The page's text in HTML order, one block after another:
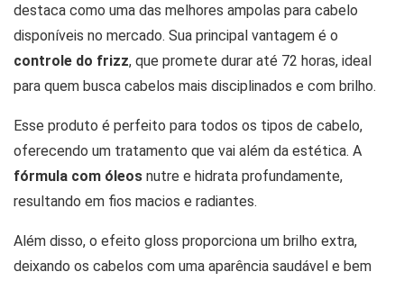
destaca como uma das melhores ampolas para cabelo
disponíveis no mercado. Sua principal vantagem é o
controle do frizz, que promete durar até 72 horas, ideal
para quem busca cabelos mais disciplinados e com brilho.
Esse produto é perfeito para todos os tipos de cabelo,
oferecendo um tratamento que vai além da estética. A
fórmula com óleos nutre e hidrata profundamente,
resultando em fios macios e radiantes.
Além disso, o efeito gloss proporciona um brilho extra,
deixando os cabelos com uma aparência saudável e bem